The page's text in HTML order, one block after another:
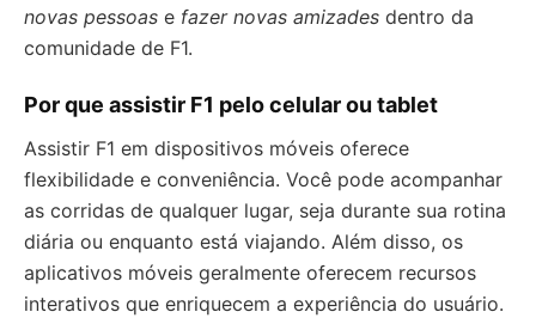
novas pessoas e fazer novas amizades dentro da
comunidade de F1.
Por que assistir F1 pelo celular ou tablet
Assistir F1 em dispositivos móveis oferece
flexibilidade e conveniência. Você pode acompanhar
as corridas de qualquer lugar, seja durante sua rotina
diária ou enquanto está viajando. Além disso, os
aplicativos móveis geralmente oferecem recursos
interativos que enriquecem a experiência do usuário.